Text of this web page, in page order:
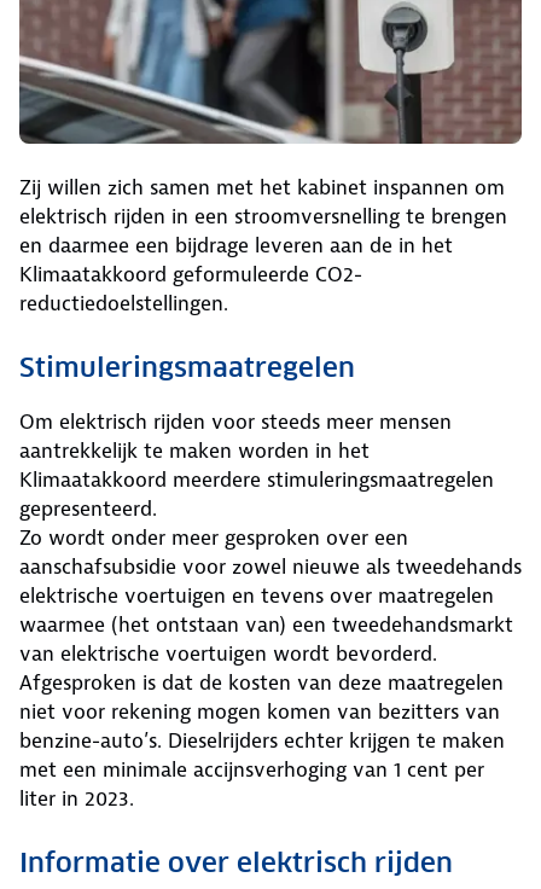
Zij willen zich samen met het kabinet inspannen om
elektrisch rijden in een stroomversnelling te brengen
en daarmee een bijdrage leveren aan de in het
Klimaatakkoord geformuleerde CO2-
reductiedoelstellingen.
Stimuleringsmaatregelen
Om elektrisch rijden voor steeds meer mensen
aantrekkelijk te maken worden in het
Klimaatakkoord meerdere stimuleringsmaatregelen
gepresenteerd.
Zo wordt onder meer gesproken over een
aanschafsubsidie voor zowel nieuwe als tweedehands
elektrische voertuigen en tevens over maatregelen
waarmee (het ontstaan van) een tweedehandsmarkt
van elektrische voertuigen wordt bevorderd.
Afgesproken is dat de kosten van deze maatregelen
niet voor rekening mogen komen van bezitters van
benzine-auto’s. Dieselrijders echter krijgen te maken
met een minimale accijnsverhoging van 1 cent per
liter in 2023.
Informatie over elektrisch rijden